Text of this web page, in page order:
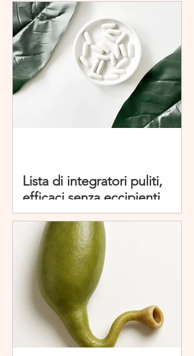
prevenire malattie o disturbi
psicologici. Consultare sempre il
proprio medico o altro fornitore di
assistenza sanitaria qualificato per
domande su qualsiasi condizione
medica e prima di intraprendere
qualsiasi programma sanitario.
Lista di integratori puliti,
efficaci senza eccipienti
dannosi